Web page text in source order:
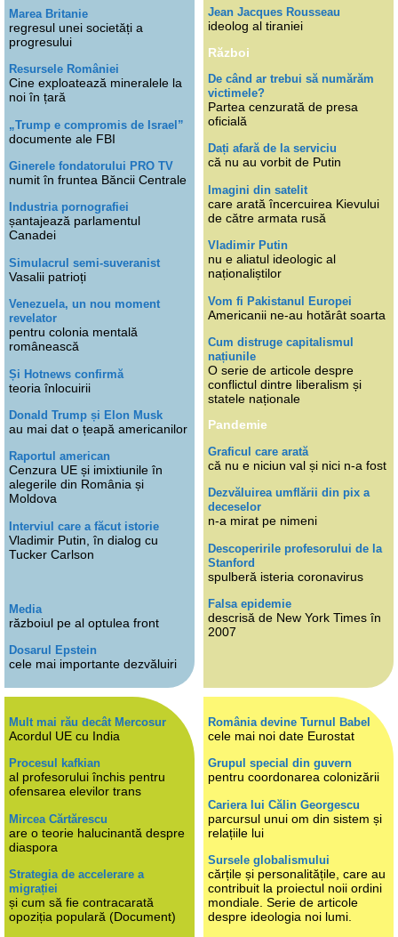
Marea Britanie
regresul unei societăți a
progresului
Resursele României
Cine exploatează mineralele la
noi în țară
„Trump e compromis de Israel”
documente ale FBI
Ginerele fondatorului PRO TV
numit în fruntea Băncii Centrale
Industria pornografiei
șantajează parlamentul
Canadei
Simulacrul semi-suveranist
Vasalii patrioți
Venezuela, un nou moment
revelator
pentru colonia mentală
românească
Și Hotnews confirmă
teoria înlocuirii
Donald Trump și Elon Musk
au mai dat o țeapă americanilor
Raportul american
Cenzura UE și imixtiunile în
alegerile din România și
Moldova
Interviul care a făcut istorie
Vladimir Putin, în dialog cu
Tucker Carlson
Media
războiul pe al optulea front
Dosarul Epstein
cele mai importante dezvăluiri
Jean Jacques Rousseau
ideolog al tiraniei
Război
De când ar trebui să numărăm
victimele?
Partea cenzurată de presa
oficială
Dați afară de la serviciu
că nu au vorbit de Putin
Imagini din satelit
care arată încercuirea Kievului
de către armata rusă
Vladimir Putin
nu e aliatul ideologic al
naționaliștilor
Vom fi Pakistanul Europei
Americanii ne-au hotărât soarta
Cum distruge capitalismul
națiunile
O serie de articole despre
conflictul dintre liberalism și
statele naționale
Pandemie
Graficul care arată
că nu e niciun val și nici n-a fost
Dezvăluirea umflării din pix a
deceselor
n-a mirat pe nimeni
Descoperirile profesorului de la
Stanford
spulberă isteria coronavirus
Falsa epidemie
descrisă de New York Times în
2007
Mult mai rău decât Mercosur
Acordul UE cu India
Procesul kafkian
al profesorului închis pentru
ofensarea elevilor trans
Mircea Cărtărescu
are o teorie halucinantă despre
diaspora
Strategia de accelerare a
migrației
și cum să fie contracarată
opoziția populară (Document)
România devine Turnul Babel
cele mai noi date Eurostat
Grupul special din guvern
pentru coordonarea colonizării
Cariera lui Călin Georgescu
parcursul unui om din sistem și
relațiile lui
Sursele globalismului
cărțile și personalitățile, care au
contribuit la proiectul noii ordini
mondiale. Serie de articole
despre ideologia noi lumi.